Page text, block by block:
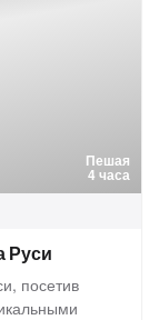
Пешая
4 часа
Руси
посетив